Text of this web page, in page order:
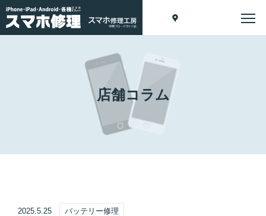
店舗コラム
2025.5.25 バッテリー修理